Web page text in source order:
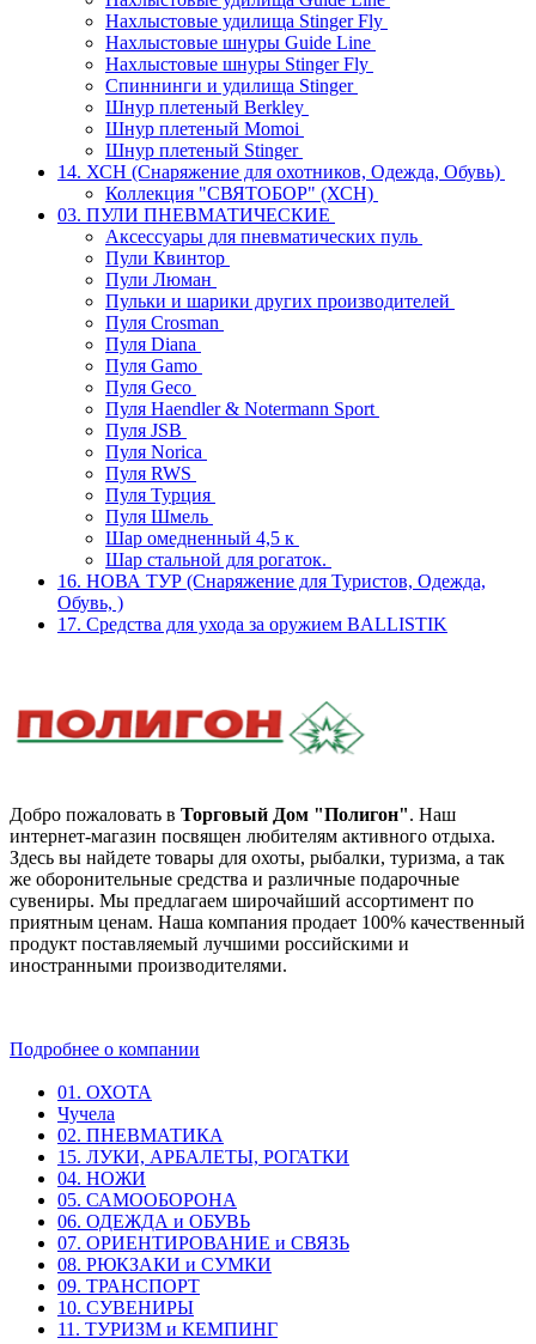
Нахлыстовые удилища Stinger Fly
Нахлыстовые шнуры Guide Line
Нахлыстовые шнуры Stinger Fly
Спиннинги и удилища Stinger
Шнур плетеный Berkley
Шнур плетеный Momoi
Шнур плетеный Stinger
14. ХСН (Снаряжение для охотников, Одежда, Обувь)
Коллекция "СВЯТОБОР" (ХСН)
03. ПУЛИ ПНЕВМАТИЧЕСКИЕ
Аксессуары для пневматических пуль
Пули Квинтор
Пули Люман
Пульки и шарики других производителей
Пуля Crosman
Пуля Diana
Пуля Gamo
Пуля Geco
Пуля Haendler & Notermann Sport
Пуля JSB
Пуля Norica
Пуля RWS
Пуля Турция
Пуля Шмель
Шар омедненный 4,5 к
Шар стальной для рогаток.
16. НОВА ТУР (Снаряжение для Туристов, Одежда,
Обувь, )
17. Средства для ухода за оружием BALLISTIK
Добро пожаловать в Торговый Дом "Полигон". Наш
интернет-магазин посвящен любителям активного отдыха.
Здесь вы найдете товары для охоты, рыбалки, туризма, а так
же оборонительные средства и различные подарочные
сувениры. Мы предлагаем широчайший ассортимент по
приятным ценам. Наша компания продает 100% качественный
продукт поставляемый лучшими российскими и
иностранными производителями.
Подробнее о компании
01. ОХОТА
Чучела
02. ПНЕВМАТИКА
15. ЛУКИ, АРБАЛЕТЫ, РОГАТКИ
04. НОЖИ
05. САМООБОРОНА
06. ОДЕЖДА и ОБУВЬ
07. ОРИЕНТИРОВАНИЕ и СВЯЗЬ
08. РЮКЗАКИ и СУМКИ
09. ТРАНСПОРТ
10. СУВЕНИРЫ
11. ТУРИЗМ и КЕМПИНГ